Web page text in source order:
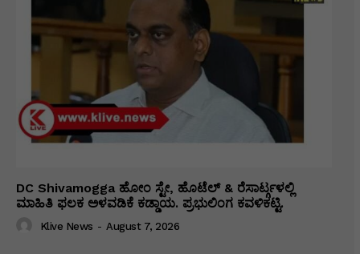
DC Shivamogga ಹೋಂ ಸ್ಟೇ, ಹೊಟೆಲ್ & ರೆಸಾರ್ಟ್ಗಳಲ್ಲಿ
ಮಾಹಿತಿ ಫಲಕ ಅಳವಡಿಕೆ ಕಡ್ಡಾಯ. ಪ್ರಭುಲಿಂಗ ಕವಳಿಕಟ್ಟಿ.
Klive News - August 7, 2026